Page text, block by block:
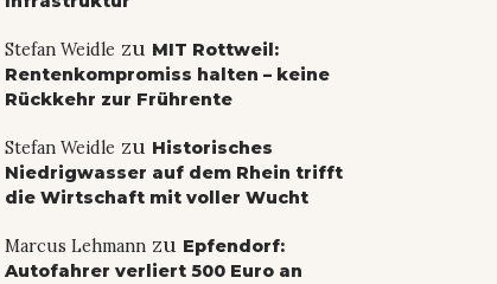
Stefan Weidle zu MIT Rottweil:
Rentenkompromiss halten – keine
Rückkehr zur Frührente
Stefan Weidle zu Historisches
Niedrigwasser auf dem Rhein trifft
die Wirtschaft mit voller Wucht
Marcus Lehmannzu Epfendorf:
Autofahrer verliert 500 Euro an